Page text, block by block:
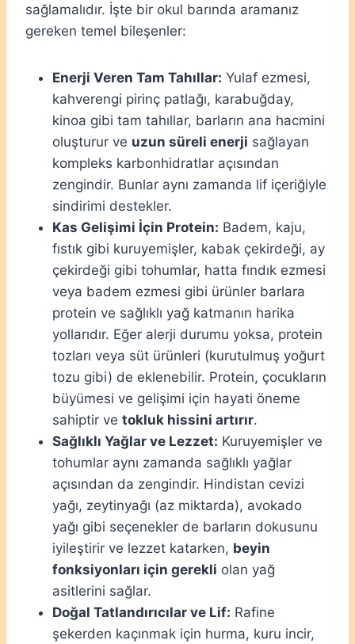
sağlamalıdır. İşte bir okul barında aramanız
gereken temel bileşenler:
Enerji Veren Tam Tahıllar: Yulaf ezmesi,
kahverengi pirinç patlağı, karabuğday,
kinoa gibi tam tahıllar, barların ana hacmini
oluşturur ve uzun süreli enerji sağlayan
kompleks karbonhidratlar açısından
zengindir. Bunlar aynı zamanda lif içeriğiyle
sindirimi destekler.
Kas Gelişimi İçin Protein: Badem, kaju,
fıstık gibi kuruyemişler, kabak çekirdeği, ay
çekirdeği gibi tohumlar, hatta fındık ezmesi
veya badem ezmesi gibi ürünler barlara
protein ve sağlıklı yağ katmanın harika
yollarıdır. Eğer alerji durumu yoksa, protein
tozları veya süt ürünleri (kurutulmuş yoğurt
tozu gibi) de eklenebilir. Protein, çocukların
büyümesi ve gelişimi için hayati öneme
sahiptir ve tokluk hissini artırır.
Sağlıklı Yağlar ve Lezzet: Kuruyemişler ve
tohumlar aynı zamanda sağlıklı yağlar
açısından da zengindir. Hindistan cevizi
yağı, zeytinyağı (az miktarda), avokado
yağı gibi seçenekler de barların dokusunu
iyileştirir ve lezzet katarken, beyin
fonksiyonları için gerekli olan yağ
asitlerini sağlar.
Doğal Tatlandırıcılar ve Lif: Rafine
şekerden kaçınmak için hurma, kuru incir,